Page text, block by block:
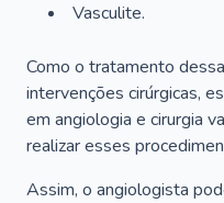
Vasculite.
Como o tratamento
intervenções cirúrgicas,
em angiologia e cirurgia
realizar esses
Assim, o angiologista